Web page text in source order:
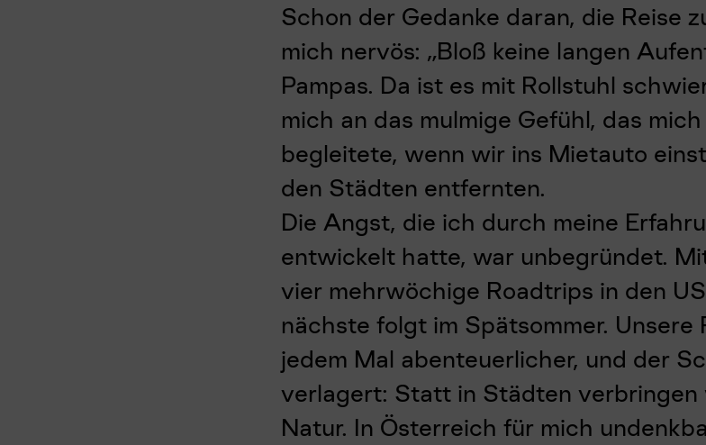
Schon der Gedanke daran, die Reise
mich nervös: „Bloß keine langen
Pampas. Da ist es mit Rollstuhl
mich an das mulmige Gefühl, das
begleitete, wenn wir ins Mietauto
den Städten entfernten.
Die Angst, die ich durch meine
entwickelt hatte, war unbegründet.
vier mehrwöchige Roadtrips in den
nächste folgt im Spätsommer. Unsere
jedem Mal abenteuerlicher, und der
verlagert: Statt in Städten verbringen
Natur. In Österreich für mich